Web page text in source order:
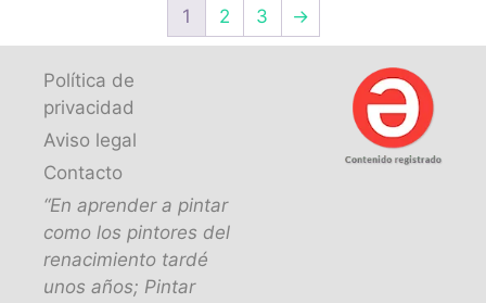
1 2 3 →
Política de
privacidad
Aviso legal
Contacto
“En aprender a pintar
como los pintores del
renacimiento tardé
unos años; Pintar